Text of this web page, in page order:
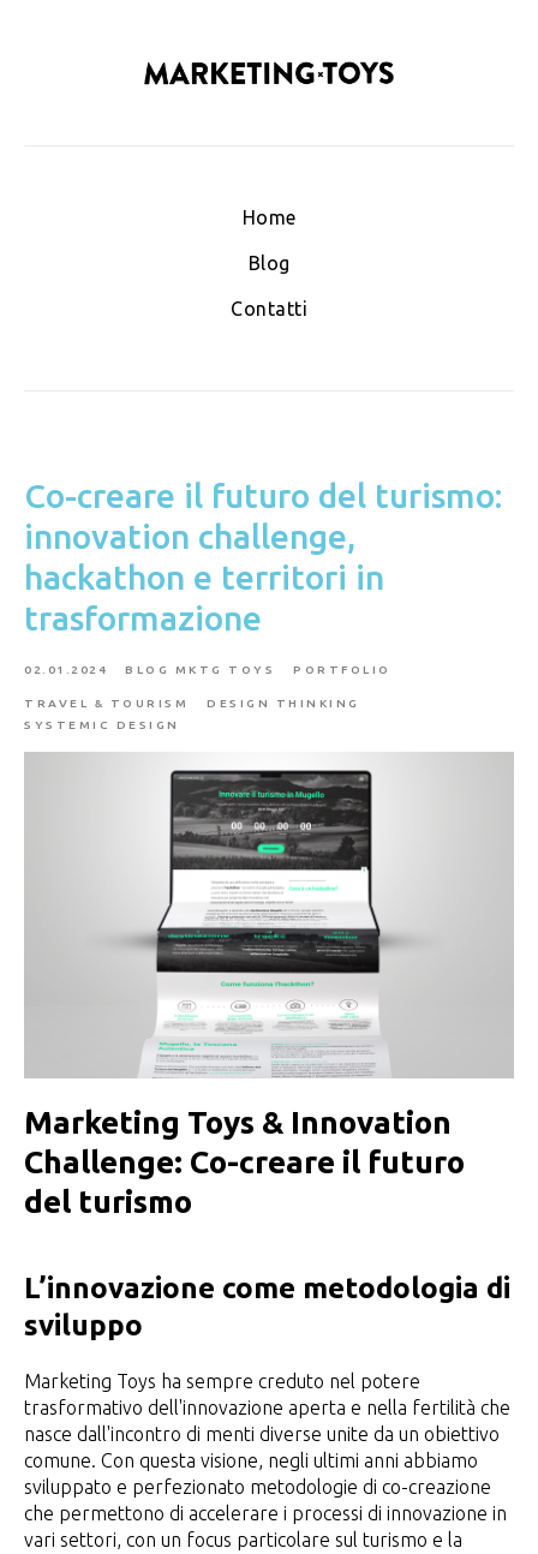
Home
Blog
Contatti
Co-creare il futuro del turismo:
innovation challenge,
hackathon e territori in
trasformazione
02.01.2024 BLOG MKTG TOYS PORTFOLIO
TRAVEL & TOURISM
DESIGN THINKING
SYSTEMIC DESIGN
Marketing Toys & Innovation
Challenge: Co-creare il futuro
del turismo
L’innovazione come metodologia di
sviluppo
Marketing Toys ha sempre creduto nel potere
trasformativo dell'innovazione aperta e nella fertilità che
nasce dall'incontro di menti diverse unite da un obiettivo
comune. Con questa visione, negli ultimi anni abbiamo
sviluppato e perfezionato metodologie di co-creazione
che permettono di accelerare i processi di innovazione in
vari settori, con un focus particolare sul turismo e la